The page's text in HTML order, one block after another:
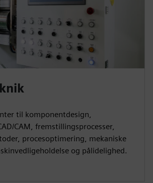
til komponentdesign,
CAM, fremstillingsprocesser,
procesoptimering, mekaniske
og pålidelighed.